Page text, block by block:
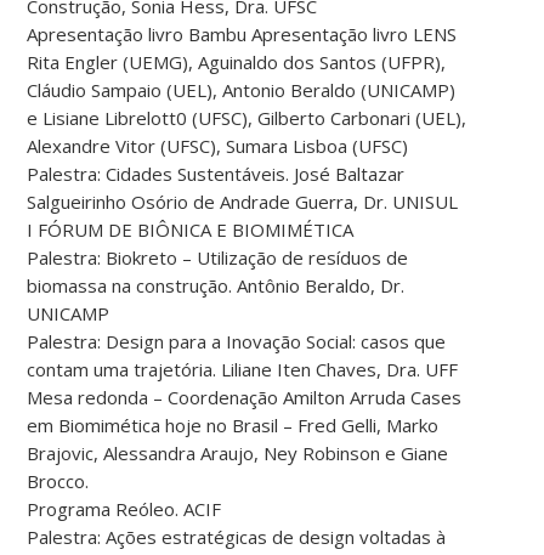
Construção, Sonia Hess, Dra. UFSC
Apresentação livro Bambu Apresentação livro LENS
Rita Engler (UEMG), Aguinaldo dos Santos (UFPR),
Cláudio Sampaio (UEL), Antonio Beraldo (UNICAMP)
e Lisiane Librelott0 (UFSC), Gilberto Carbonari (UEL),
Alexandre Vitor (UFSC), Sumara Lisboa (UFSC)
Palestra: Cidades Sustentáveis. José Baltazar
Salgueirinho Osório de Andrade Guerra, Dr. UNISUL
I FÓRUM DE BIÔNICA E BIOMIMÉTICA
Palestra: Biokreto – Utilização de resíduos de
biomassa na construção. Antônio Beraldo, Dr.
UNICAMP
Palestra: Design para a Inovação Social: casos que
contam uma trajetória. Liliane Iten Chaves, Dra. UFF
Mesa redonda – Coordenação Amilton Arruda Cases
em Biomimética hoje no Brasil – Fred Gelli, Marko
Brajovic, Alessandra Araujo, Ney Robinson e Giane
Brocco.
Programa Reóleo. ACIF
Palestra: Ações estratégicas de design voltadas à